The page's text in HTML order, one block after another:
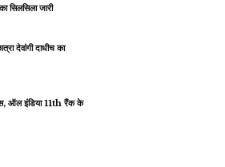
सिलसिला जारी
देवांगी दाधीच का
ऑल इंडिया 11th रैंक के